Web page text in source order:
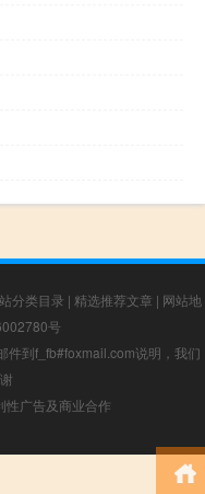
分类目录 | 精选推荐文章 | 网站地
号
件到f_fb#foxmail.com说明，我们
性广告及商业合作